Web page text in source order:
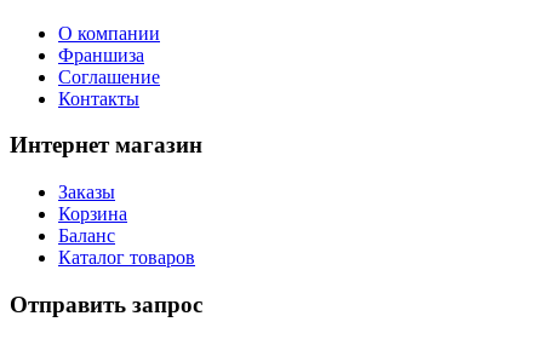
О компании
Франшиза
Соглашение
Контакты
Интернет магазин
Заказы
Корзина
Баланс
Каталог товаров
Отправить запрос